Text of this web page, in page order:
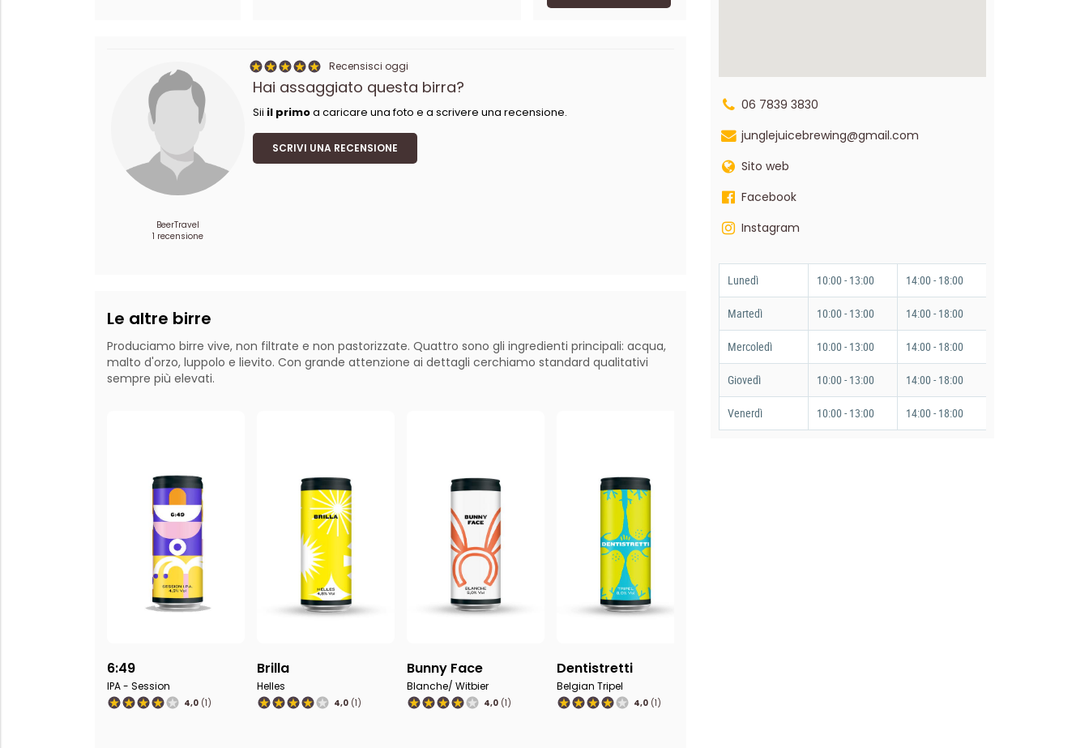
BeerTravel
1 recensione
Recensisci oggi
Hai assaggiato questa birra?
Sii il primoa caricare una foto e a scrivere una recensione.
SCRIVI UNA RECENSIONE
Le altre birre
Produciamo birre vive, non filtrate e non pastorizzate. Quattro sono gli ingredienti principali: acqua,
malto d'orzo, luppolo e lievito. Con grande attenzione ai dettagli cerchiamo standard qualitativi
sempre più elevati. ‍
IPA - Session
4,0(1) 4,0(1)
Bunny Face
Blanche/ Witbier
4,0(1)
Dentistretti
Belgian Tripel
4,0(1)
06 7839 3830
junglejuicebrewing@gmail.com
Sito web
Facebook
Instagram
Lunedì 10:00 - 13:00 14:00 - 18:00
Martedì 10:00 - 13:00 14:00 - 18:00
Mercoledì 10:00 - 13:00 14:00 - 18:00
Giovedì 10:00 - 13:00 14:00 - 18:00
Venerdì 10:00 - 13:00 14:00 - 18:00